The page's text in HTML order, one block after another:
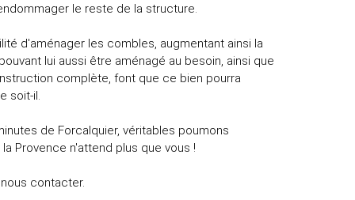
le reste de la structure.
d'aménager les combles, augmentant ainsi la
lui aussi être aménagé au besoin, ainsi que
complète, font que ce bien pourra
soit-il.
de Forcalquier, véritables poumons
Provence n'attend plus que vous !
contacter.